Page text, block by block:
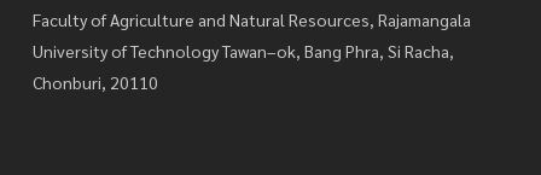
Faculty of Agriculture and Natural Resources, Rajamangala
University of Technology Tawan–ok, Bang Phra, Si Racha,
Chonburi, 20110